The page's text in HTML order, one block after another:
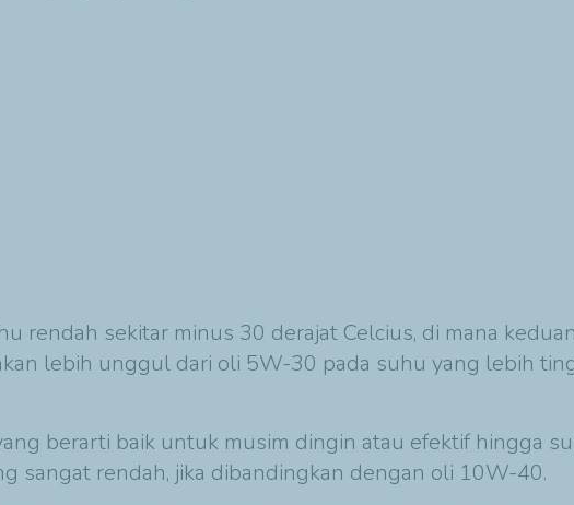
rendah sekitar minus 30 derajat Celcius, di mana
lebih unggul dari oli 5W-30 pada suhu yang lebih
berarti baik untuk musim dingin atau efektif hingga
sangat rendah, jika dibandingkan dengan oli 10W-40.